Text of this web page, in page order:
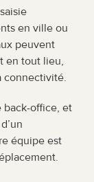
en ville ou
peuvent
en tout lieu,
connectivité.
back-office, et
équipe est